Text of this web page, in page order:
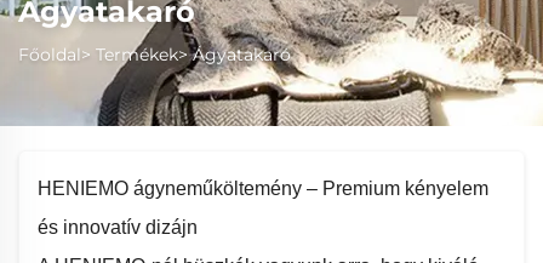
Ágyatakaró
Főoldal> Termékek>Ágyatakaró
HENIEMO ágyneműköltemény – Premium kényelem
és innovatív dizájn